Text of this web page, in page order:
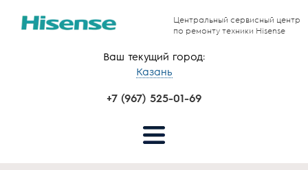
Центральный сервисный центр
по ремонту техники Hisense
Ваш текущий город:
Казань
+7 (967) 525-01-69